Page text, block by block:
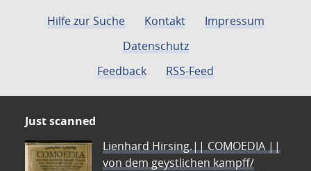
Hilfe zur Suche Kontakt
Impressum
Datenschutz
Feedback
RSS-Feed
Just scanned
Lienhard Hirsing.|| COMOEDIA ||
von dem geystlichen kampff/